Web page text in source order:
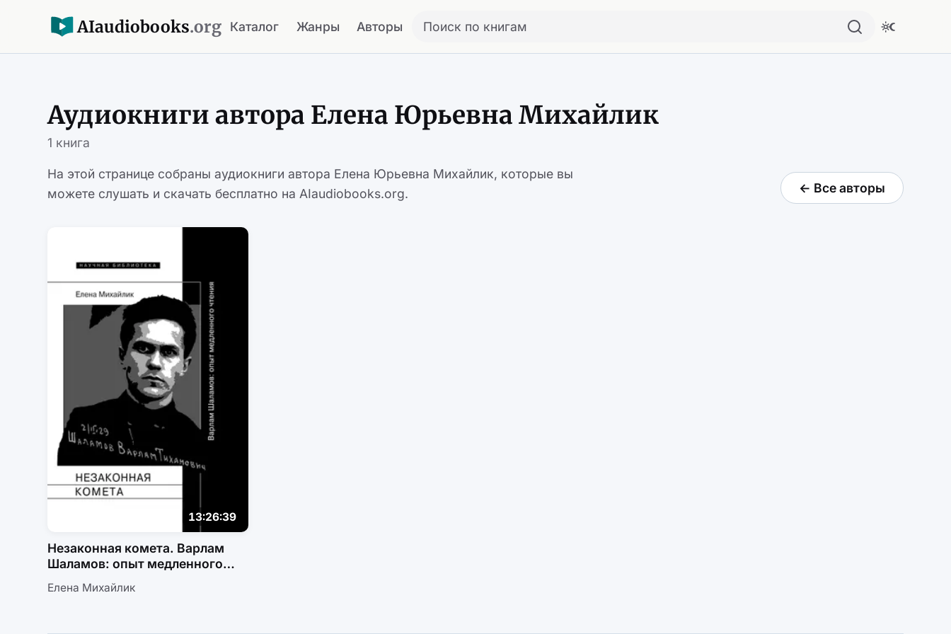
AIaudiobooks.org Каталог Жанры Авторы Поиск по книгам
Аудиокниги автора Елена Юрьевна Михайлик
1 книга
На этой странице собраны аудиокниги автора Елена Юрьевна Михайлик, которые вы
можете слушать и скачать бесплатно на AIaudiobooks.org.
← Все авторы
13:26:39
Незаконная комета. Варлам
Шаламов: опыт медленного
Елена Михайлик